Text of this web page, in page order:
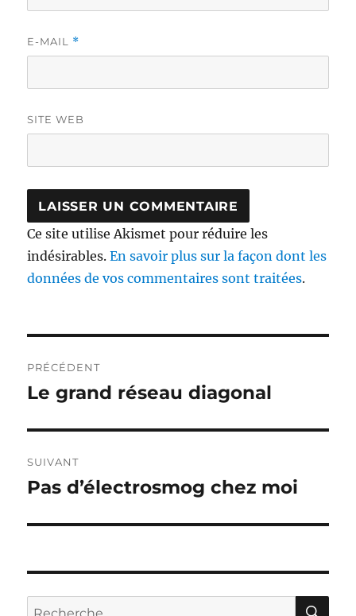
E-MAIL *
SITE WEB
Ce site utilise Akismet pour réduire les
indésirables.En savoir plus sur la façon dont les
données de vos commentaires sont traitées.
de
PRÉCÉDENT
Publication
Le grand réseau diagonal
SUIVANT
Publication
Pas d’électrosmog chez moi
Recherche